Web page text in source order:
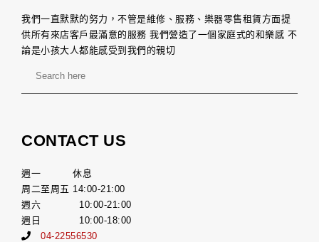
我們一直默默的努力，不管是維修、服務、樂器零售租賃方面提
供所有來店客戶最滿意的服務 我們營造了一個家庭式的和樂感 不
論是小孩大人都能感受到我們的親切
CONTACT US
週一 休息
周二至周五 14:00-21:00
週六 10:00-21:00
週日 10:00-18:00
04-22556530